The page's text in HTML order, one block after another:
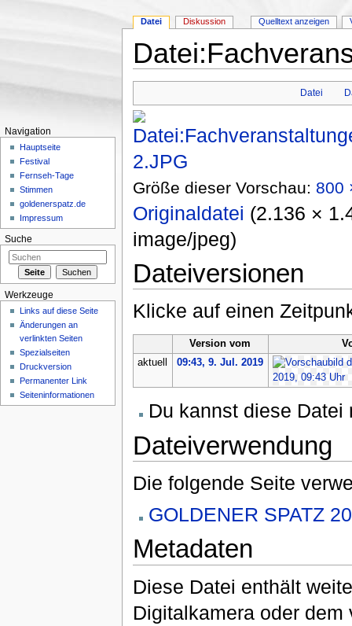
Datei
Größe dieser Vorschau: 800
Originaldatei (2.136 ×
image/jpeg)
Dateiversionen
Klicke auf einen
Version vom
aktuell
09:43, 9. Jul. 2019
Du kannst diese
Dateiverwendung
Die folgende Seite
GOLDENER SPATZ
Metadaten
Diese Datei enthält
Digitalkamera oder
Datei Diskussion Quelltext anzeigen
Navigation
Hauptseite
Festival
Fernseh-Tage
Stimmen
goldenerspatz.de
Impressum
Suche
Werkzeuge
Links auf diese Seite
Änderungen an
verlinkten Seiten
Spezialseiten
Druckversion
Permanenter Link
Seiten­informationen